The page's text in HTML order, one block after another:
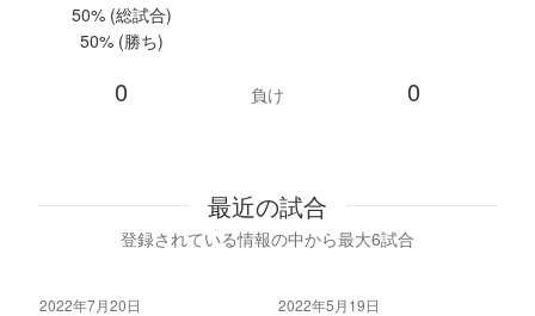
50% (総試合)
50% (勝ち)
0 負け 0
最近の試合
登録されている情報の中から最大6試合
2022年7月20日 2022年5月19日